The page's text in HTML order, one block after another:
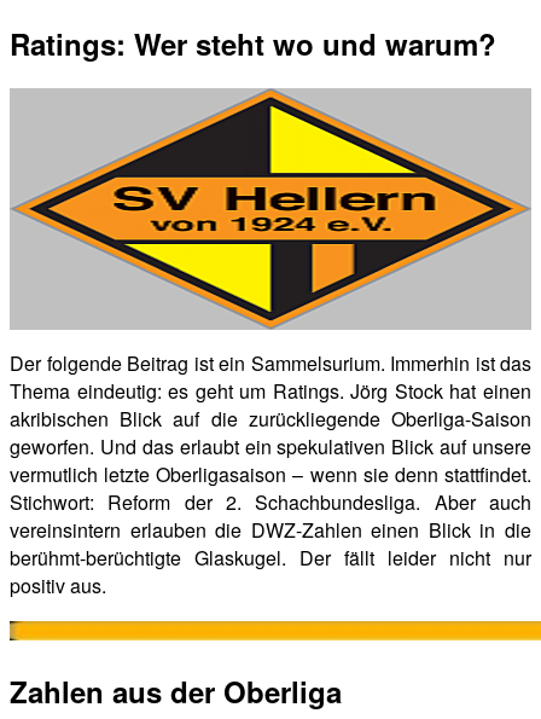
Ratings: Wer steht wo und warum?
Der folgende Beitrag ist ein Sammelsurium. Immerhin ist das
Thema eindeutig: es geht um Ratings. Jörg Stock hat einen
akribischen Blick auf die zurückliegende Oberliga-Saison
geworfen. Und das erlaubt ein spekulativen Blick auf unsere
vermutlich letzte Oberligasaison – wenn sie denn stattfindet.
Stichwort: Reform der 2. Schachbundesliga. Aber auch
vereinsintern erlauben die DWZ-Zahlen einen Blick in die
berühmt-berüchtigte Glaskugel. Der fällt leider nicht nur
positiv aus.
Zahlen aus der Oberliga